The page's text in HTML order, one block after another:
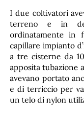
I due coltivatori
terreno e in
ordinatamente in
capillare impianto
a tre cisterne da
apposita tubazione
avevano portato
e di terriccio per
un telo di nylon